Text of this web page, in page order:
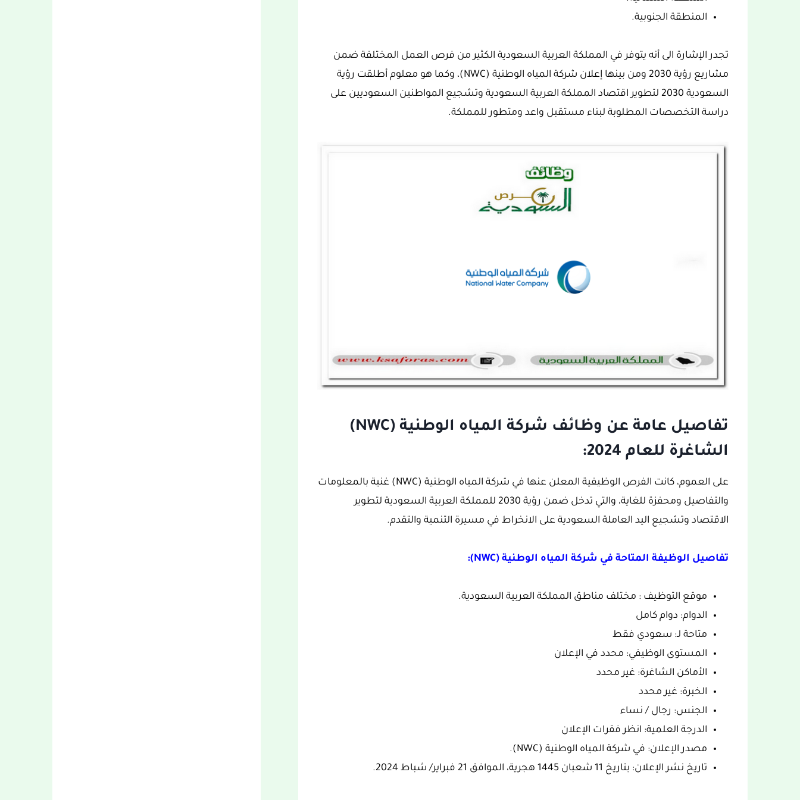
المنطقة الجنوبية.
تجدر الإشارة الى أنه يتوفر في المملكة العربية السعودية الكثير من فرص العمل المختلفة ضمن
مشاريع رؤية 2030 ومن بينها إعلان شركة المياه الوطنية (NWC)، وكما هو معلوم أطلقت رؤية
السعودية 2030 لتطوير اقتصاد المملكة العربية السعودية وتشجيع المواطنين السعوديين على
دراسة التخصصات المطلوبة لبناء مستقبل واعد ومتطور للمملكة.
تفاصيل عامة عن وظائف شركة المياه الوطنية (NWC)
الشاغرة للعام 2024:
على العموم، كانت الفرص الوظيفية المعلن عنها في شركة المياه الوطنية (NWC) غنية بالمعلومات
والتفاصيل ومحفزة للغاية، والتي تدخل ضمن رؤية 2030 للمملكة العربية السعودية لتطوير
الاقتصاد وتشجيع اليد العاملة السعودية على الانخراط في مسيرة التنمية والتقدم.
تفاصيل الوظيفة المتاحة في شركة المياه الوطنية (NWC):
موقع التوظيف : مختلف مناطق المملكة العربية السعودية.
الدوام: دوام كامل
متاحة لـ: سعودي فقط
المستوى الوظيفي: محدد في الإعلان
الأماكن الشاغرة: غير محدد
الخبرة: غير محدد
الجنس: رجال / نساء
الدرجة العلمية: انظر فقرات الإعلان
مصدر الإعلان: في شركة المياه الوطنية (NWC).
تاريخ نشر الإعلان: بتاريخ 11 شعبان 1445 هجرية، الموافق 21 فبراير/ شباط 2024.